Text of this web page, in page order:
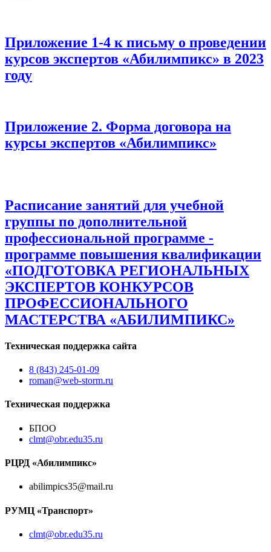
Приложение 1-4 к письму о проведении
курсов экспертов «Абилимпикс» в 2023
году
Приложение 2. Форма договора на
курсы экспертов «Абилимпикс»
Расписание занятий для учебной
группы по дополнительной
профессиональной программе -
программе повышения квалификации
«ПОДГОТОВКА РЕГИОНАЛЬНЫХ
ЭКСПЕРТОВ КОНКУРСОВ
ПРОФЕССИОНАЛЬНОГО
МАСТЕРСТВА «АБИЛИМПИКС»
Техническая поддержка сайта
8 (843) 245-01-09
roman@web-storm.ru
Техническая поддержка
БПОО
clmt@obr.edu35.ru
РЦРД «Абилимпикс»
abilimpics35@mail.ru
РУМЦ «Транспорт»
clmt@obr.edu35.ru